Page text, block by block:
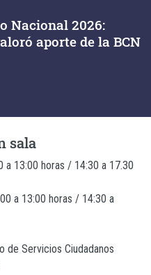
Nacional 2026:
aporte de la BCN
sala
a 13:00 horas / 14:30 a 17.30
a 13:00 horas / 14:30 a
de Servicios Ciudadanos